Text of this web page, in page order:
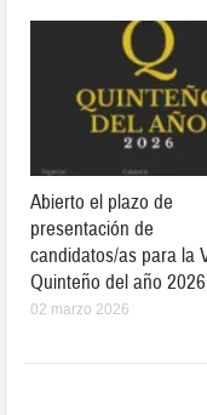
Abierto el plazo de
presentación de
candidatos/as para la
Quinteño del año
02 marzo 2026